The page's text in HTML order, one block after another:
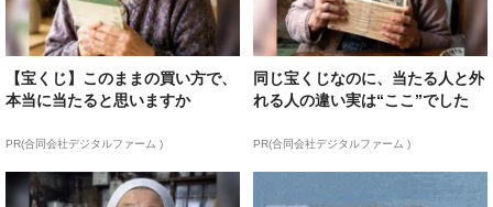
【宝くじ】このままの買い方で、
本当に当たると思いますか
PR(合同会社デジタルファーム )
同じ宝くじなのに、当たる人と外
れる人の違い実は“ここ”でした
PR(合同会社デジタルファーム )